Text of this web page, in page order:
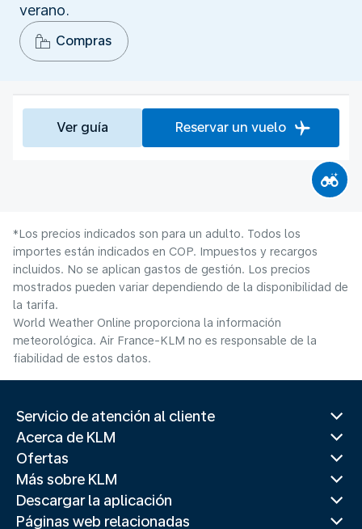
verano.
Compras
Ver guía Reservar un vuelo
*Los precios indicados son para un adulto. Todos los
importes están indicados en COP. Impuestos y recargos
incluidos. No se aplican gastos de gestión. Los precios
mostrados pueden variar dependiendo de la disponibilidad de
la tarifa.
World Weather Online proporciona la información
meteorológica. Air France-KLM no es responsable de la
fiabilidad de estos datos.
Servicio de atención al cliente
Acerca de KLM
Ofertas
Más sobre KLM
Descargar la aplicación
Páginas web relacionadas